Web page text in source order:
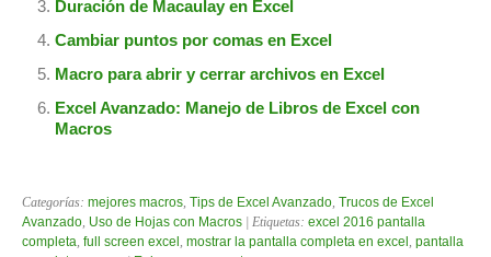
Duración de Macaulay en Excel
Cambiar puntos por comas en Excel
Macro para abrir y cerrar archivos en Excel
Excel Avanzado: Manejo de Libros de Excel con
Macros
Categorías: mejores macros, Tips de Excel Avanzado, Trucos de Excel
Avanzado, Uso de Hojas con Macros | Etiquetas: excel 2016 pantalla
completa, full screen excel , mostrar la pantalla completa en excel , pantalla